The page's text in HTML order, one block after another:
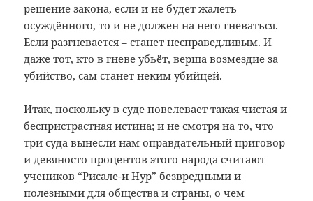
решение закона, если и не будет жалеть
осуждённого, то и не должен на него гневаться.
Если разгневается – станет несправедливым. И
даже тот, кто в гневе убьёт, верша возмездие за
убийство, сам станет неким убийцей.
Итак, поскольку в суде повелевает такая чистая и
беспристрастная истина; и не смотря на то, что
три суда вынесли нам оправдательный приговор
и девяносто процентов этого народа считают
учеников “Рисале-и Нур” безвредными и
полезными для общества и страны, о чем